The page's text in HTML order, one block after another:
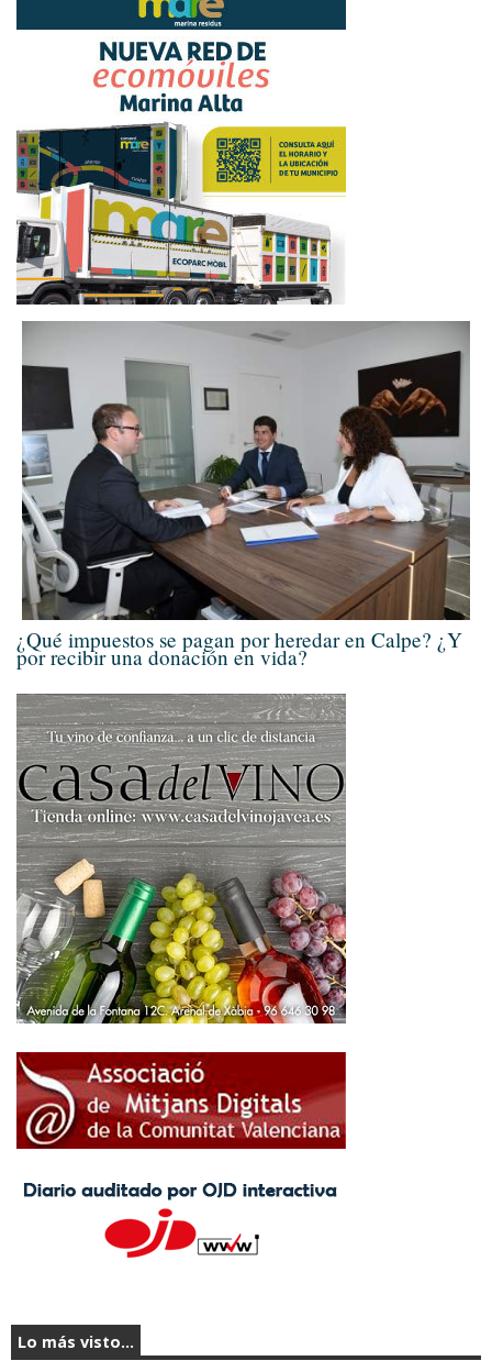
¿Qué impuestos se pagan por heredar en Calpe? ¿Y
por recibir una donación en vida?
Lo más visto...